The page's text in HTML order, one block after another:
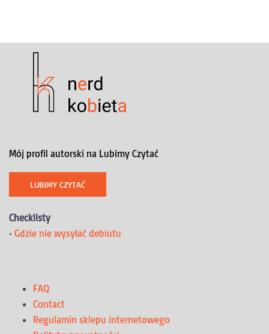
Mój profil autorski na Lubimy Czytać
LUBIMY CZYTAĆ
Checklisty
• Gdzie nie wysyłać debiutu
FAQ
Contact
Regulamin sklepu internetowego